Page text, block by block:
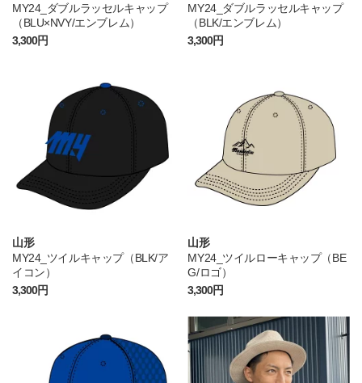
MY24_ダブルラッセルキャップ
（BLU×NVY/エンブレム）
3,300円
MY24_ダブルラッセルキャップ
（BLK/エンブレム）
3,300円
山形
MY24_ツイルキャップ（BLK/ア
イコン）
3,300円
山形
MY24_ツイルローキャップ（BE
G/ロゴ）
3,300円